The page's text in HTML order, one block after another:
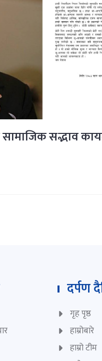
सामाजिक सद्भाव
दर्पण
गृह पृष्ठ
हाम्रोबारे
हाम्रो टीम